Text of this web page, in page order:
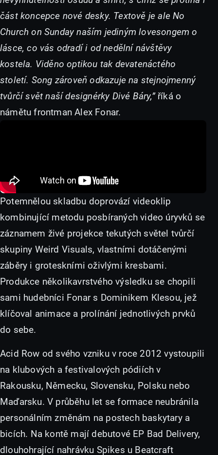
část koncepce nové desky. Textově je ale No
Church on Sunday naším jediným lovesongem o
lásce, co vás odradí i od nedělní návštěvy
kostela. Viděno optikou tak devatenáctého
století. Song zároveň odkazuje na stejnojmenný
tvůrčí svět naší designérky Divé Báry,”říká o
námětu frontman Alex Fonar.
Potemnělou skladbu doprovází videoklip
kombinující metodu posbíraných video úryvků se
záznamem živé projekce tekutých světel tvůrčí
skupiny Weird Visuals, vlastními dotáčenými
záběry i groteskními oživlými kresbami.
Produkce několikavrstvého výsledku se chopili
sami hudebníci Fonar s Dominikem Klesou, jež
klíčoval animace a prolínání jednotlivých prvků
do sebe.
Acid Row od svého vzniku v roce 2012 vystoupili
na klubových a festivalových pódiích v
Rakousku, Německu, Slovensku, Polsku nebo
Maďarsku. V průběhu let se formace neubránila
personálním změnám na postech baskytary a
bicích. Na kontě mají debutové EP Bad Delivery,
dlouhohrající nahrávku Spikes u Beatcraft